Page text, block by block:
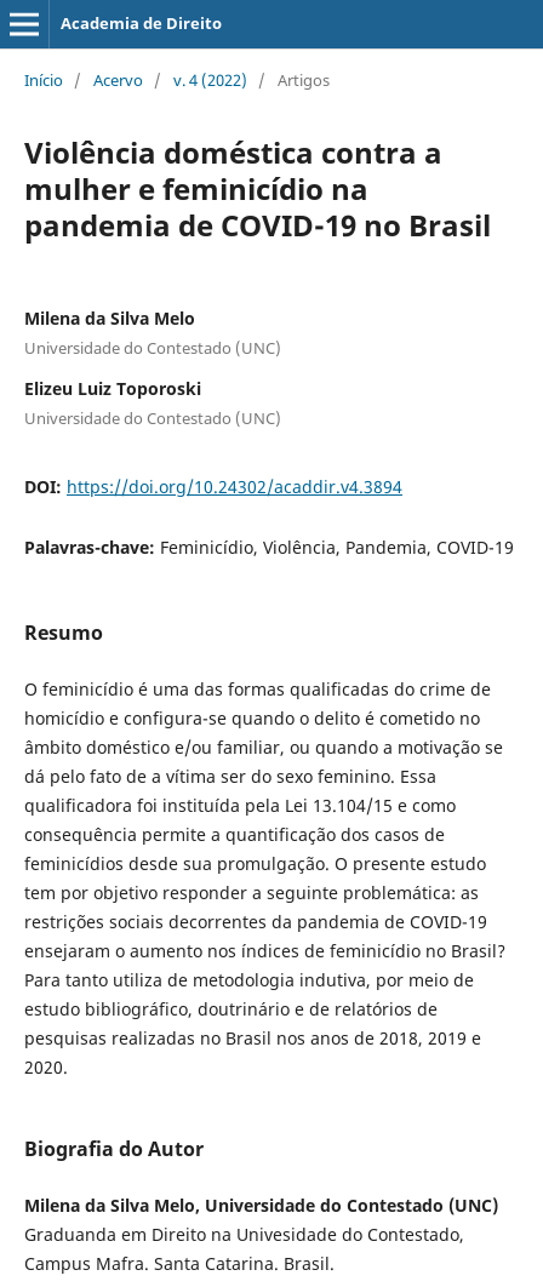
Academia de Direito
Início / Acervo / v. 4 (2022) / Artigos
Violência doméstica contra a
mulher e feminicídio na
pandemia de COVID-19 no Brasil
Milena da Silva Melo
Universidade do Contestado (UNC)
Elizeu Luiz Toporoski
Universidade do Contestado (UNC)
DOI: https://doi.org/10.24302/acaddir.v4.3894
Palavras-chave: Feminicídio, Violência, Pandemia, COVID-19
Resumo
O feminicídio é uma das formas qualificadas do crime de
homicídio e configura-se quando o delito é cometido no
âmbito doméstico e/ou familiar, ou quando a motivação se
dá pelo fato de a vítima ser do sexo feminino. Essa
qualificadora foi instituída pela Lei 13.104/15 e como
consequência permite a quantificação dos casos de
feminicídios desde sua promulgação. O presente estudo
tem por objetivo responder a seguinte problemática: as
restrições sociais decorrentes da pandemia de COVID-19
ensejaram o aumento nos índices de feminicídio no Brasil?
Para tanto utiliza de metodologia indutiva, por meio de
estudo bibliográfico, doutrinário e de relatórios de
pesquisas realizadas no Brasil nos anos de 2018, 2019 e
2020.
Biografia do Autor
Milena da Silva Melo, Universidade do Contestado (UNC)
Graduanda em Direito na Univesidade do Contestado,
Campus Mafra. Santa Catarina. Brasil.